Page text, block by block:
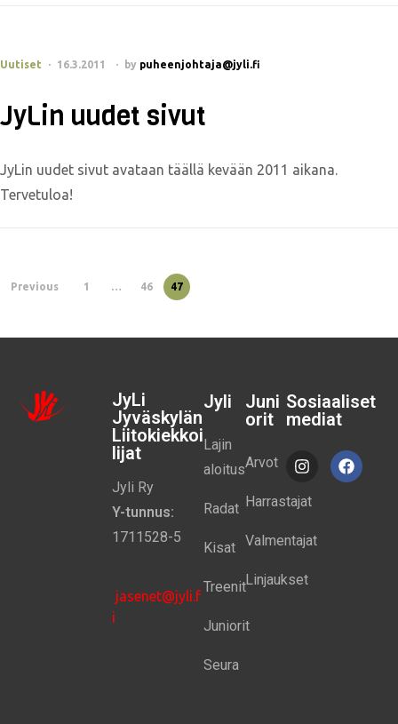
Uutiset 16.3.2011 by puheenjohtaja@jyli.fi
JyLin uudet sivut
JyLin uudet sivut avataan täällä kevään 2011 aikana.
Tervetuloa!
Previous 1 … 46 47
JyLi
Jyväskylän
Liitokiekkoi
lijat
Jyli Ry
Y-tunnus:
1711528-5
jasenet@jyli.f
i
Jyli
Lajin
aloitus
Radat
Kisat
Treenit
Juniorit
Seura
Juni
orit
Arvot
Harrastajat
Valmentajat
Linjaukset
Sosiaaliset
mediat